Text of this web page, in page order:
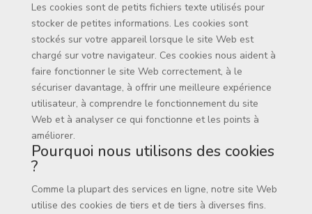
Les cookies sont de petits fichiers texte utilisés pour
stocker de petites informations. Les cookies sont
stockés sur votre appareil lorsque le site Web est
chargé sur votre navigateur. Ces cookies nous aident à
faire fonctionner le site Web correctement, à le
sécuriser davantage, à offrir une meilleure expérience
utilisateur, à comprendre le fonctionnement du site
Web et à analyser ce qui fonctionne et les points à
améliorer.
Pourquoi nous utilisons des cookies
?
Comme la plupart des services en ligne, notre site Web
utilise des cookies de tiers et de tiers à diverses fins.